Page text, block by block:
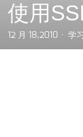
使用
12 月 18,2010 学